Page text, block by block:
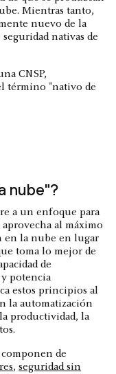
Mientras tanto,
nuevo de la
nativas de
CNSP,
término "nativo de
nube"?
a un enfoque para
al máximo
en la nube en lugar
toma lo mejor de
de
potencia
estos principios al
la automatización
productividad, la
de
, seguridad sin